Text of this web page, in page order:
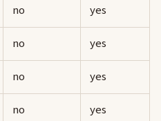
no
yes
no
yes
no
yes
no
yes